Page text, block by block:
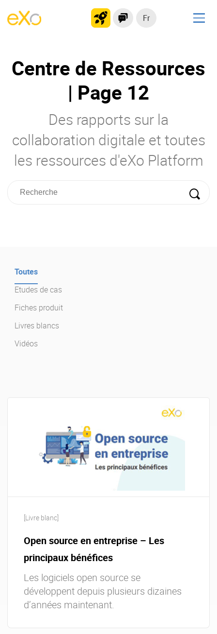
Fr
Plateforme collaborative
Réseau social
Hub de connaissances
Produit
La Plateforme
Mobile
No code
Centre de Ressources
| Page 12
Des rapports sur la
collaboration digitale et toutes
les ressources d'eXo Platform
Toutes
Etudes de cas
Fiches produit
Livres blancs
Vidéos
[Livre blanc]
Open source en entreprise – Les
principaux bénéfices
Les logiciels open source se
développent depuis plusieurs dizaines
d’années maintenant.